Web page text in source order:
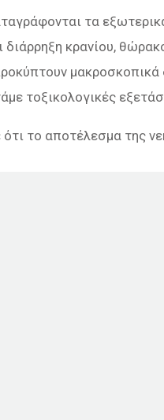
τα
διάρρηξη κρανίου,
μακροσκοπικά
τοξικολογικές
το αποτέλεσμα της